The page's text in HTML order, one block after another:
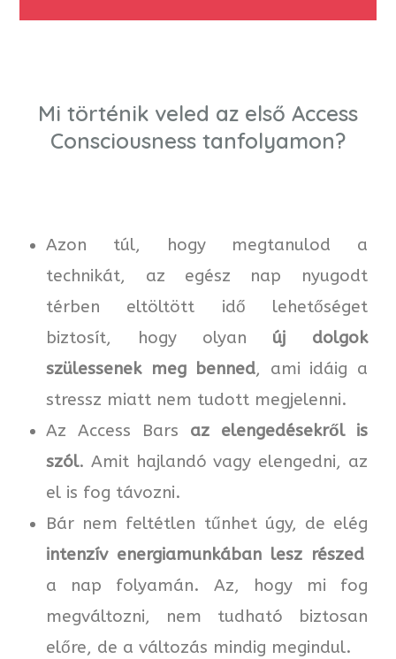
Mi történik veled az első Access
Consciousness tanfolyamon?
Azon túl, hogy megtanulod a
technikát, az egész nap nyugodt
térben eltöltött idő lehetőséget
biztosít, hogy olyan új dolgok
szülessenek meg benned, ami idáig a
stressz miatt nem tudott megjelenni.
Az Access Bars az elengedésekről is
szól. Amit hajlandó vagy elengedni, az
el is fog távozni.
Bár nem feltétlen tűnhet úgy, de elég
intenzív energiamunkában lesz részed
a nap folyamán. Az, hogy mi fog
megváltozni, nem tudható biztosan
előre, de a változás mindig megindul.